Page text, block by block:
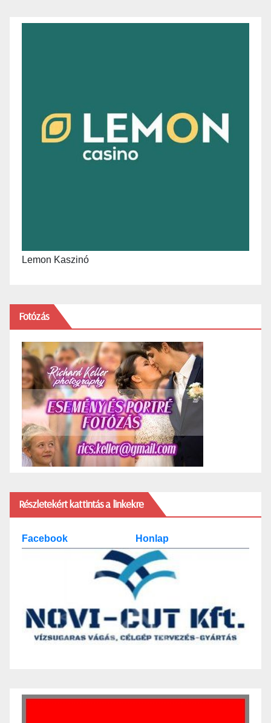
Lemon Kaszinó
Fotózás
Részletekért kattintás a linkekre
Facebook Honlap